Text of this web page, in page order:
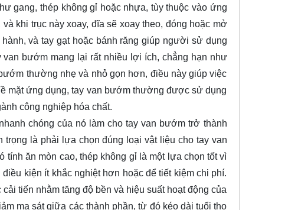
gang, thép không gỉ hoặc nhựa, tùy thuộc vào ứng
khi trục này xoay, đĩa sẽ xoay theo, đóng hoặc mở
và tay gạt hoặc bánh răng giúp người sử dụng
bướm mang lại rất nhiều lợi ích, chẳng hạn như
thường nhẹ và nhỏ gọn hơn, điều này giúp việc
mặt ứng dụng, tay van bướm thường được sử dụng
công nghiệp hóa chất.
chóng của nó làm cho tay van bướm trở thành
trọng là phải lựa chọn đúng loại vật liệu cho tay van
ăn mòn cao, thép không gỉ là một lựa chọn tốt vì
kiện ít khắc nghiệt hơn hoặc để tiết kiệm chi phí.
tiến nhằm tăng độ bền và hiệu suất hoạt động của
ma sát giữa các thành phần, từ đó kéo dài tuổi thọ